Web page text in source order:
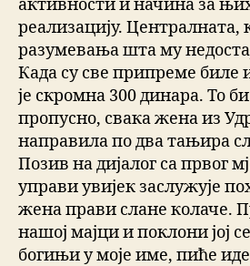
активности и начина за
реализацију. Централната,
разумевања шта му
Када су све припреме биле
је скромна 300 динара. То
пропусно, свака жена из
направила по два тањира
Позив на дијалог са првог
управи увијек заслужује
жена прави слане колаче.
нашој мајци и поклони јој
богињи у моје име, пиће